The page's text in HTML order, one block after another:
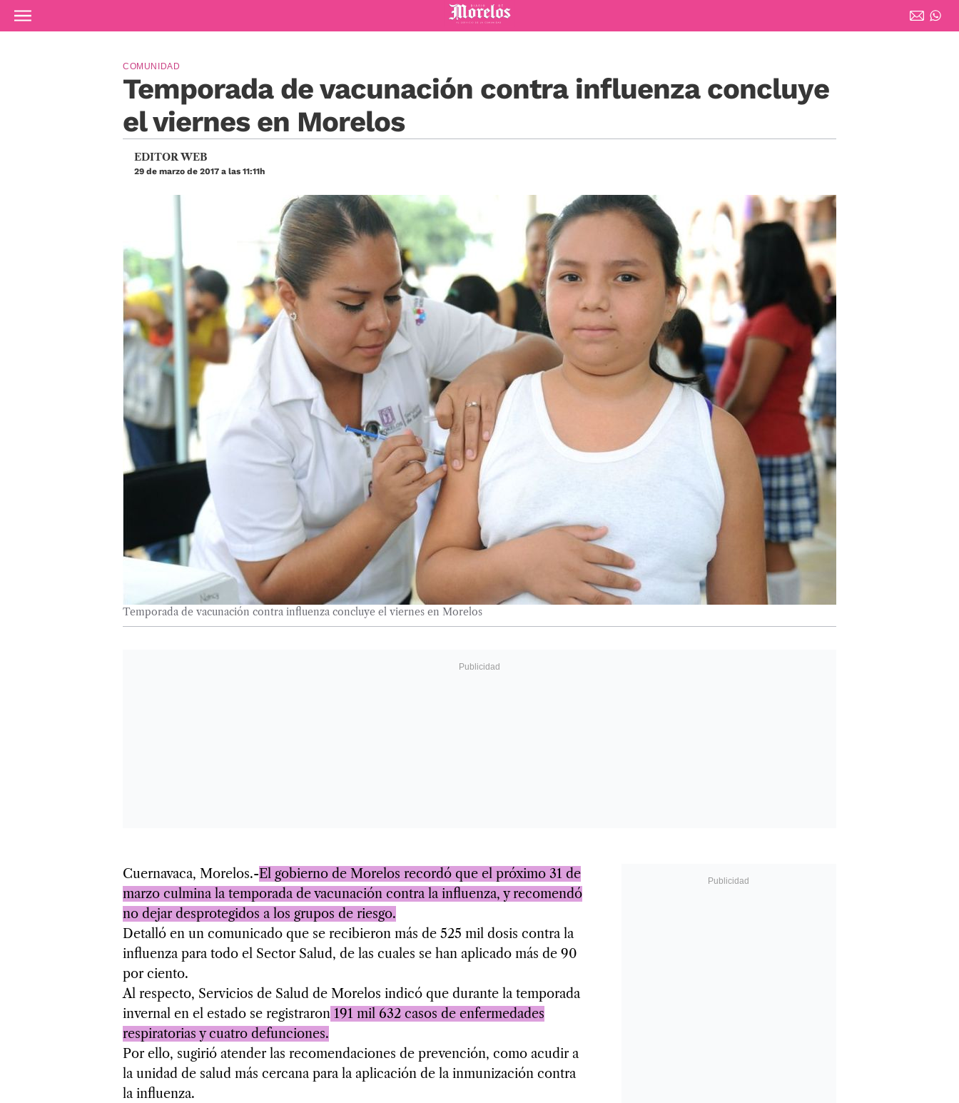
Ir al contenido principal
Diario de Morelos
Temporada de vacunación contra influenza concluye
el viernes en Morelos
COMUNIDAD
EDITOR WEB
29 de marzo de 2017 a las 11:11h
Temporada de vacunación contra influenza concluye el viernes en Morelos
Cuernavaca, Morelos.-El gobierno de Morelos recordó que el próximo 31 de
marzo culmina la temporada de vacunación contra la influenza, y recomendó
no dejar desprotegidos a los grupos de riesgo.
Detalló en un comunicado que se recibieron más de 525 mil dosis contra la
influenza para todo el Sector Salud, de las cuales se han aplicado más de 90
por ciento.
Al respecto, Servicios de Salud de Morelos indicó que durante la temporada
invernal en el estado se registraron 191 mil 632 casos de enfermedades
respiratorias y cuatro defunciones.
Por ello, sugirió atender las recomendaciones de prevención, como acudir a
la unidad de salud más cercana para la aplicación de la inmunización contra
la influenza.